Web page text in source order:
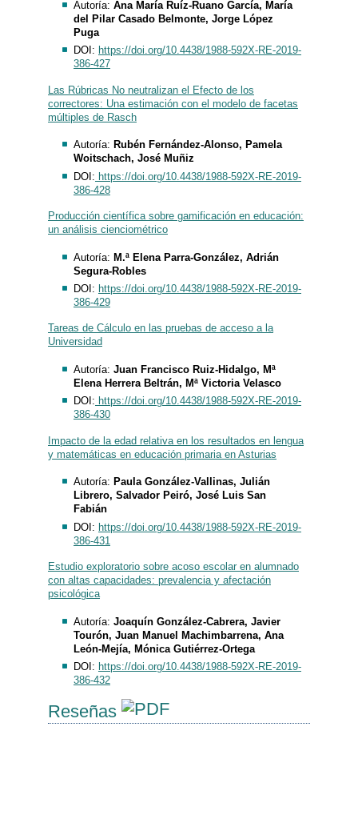
Autoría: Ana María Ruíz-Ruano García, María
del Pilar Casado Belmonte, Jorge López
Puga
DOI: https://doi.org/10.4438/1988-592X-RE-2019-
386-427
Las Rúbricas No neutralizan el Efecto de los
correctores: Una estimación con el modelo de facetas
múltiples de Rasch
Autoría: Rubén Fernández-Alonso, Pamela
Woitschach, José Muñiz
DOI: https://doi.org/10.4438/1988-592X-RE-2019-
386-428
Producción científica sobre gamificación en educación:
un análisis cienciométrico
Autoría: M.ª Elena Parra-González, Adrián
Segura-Robles
DOI: https://doi.org/10.4438/1988-592X-RE-2019-
386-429
Tareas de Cálculo en las pruebas de acceso a la
Universidad
Autoría: Juan Francisco Ruiz-Hidalgo, Mª
Elena Herrera Beltrán, Mª Victoria Velasco
DOI: https://doi.org/10.4438/1988-592X-RE-2019-
386-430
Impacto de la edad relativa en los resultados en lengua
y matemáticas en educación primaria en Asturias
Autoría: Paula González-Vallinas, Julián
Librero, Salvador Peiró, José Luis San
Fabián
DOI: https://doi.org/10.4438/1988-592X-RE-2019-
386-431
Estudio exploratorio sobre acoso escolar en alumnado
con altas capacidades: prevalencia y afectación
psicológica
Autoría: Joaquín González-Cabrera, Javier
Tourón, Juan Manuel Machimbarrena, Ana
León-Mejía, Mónica Gutiérrez-Ortega
DOI: https://doi.org/10.4438/1988-592X-RE-2019-
386-432
Reseñas